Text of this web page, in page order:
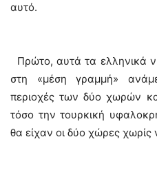
αυτό.
Πρώτο, αυτά τα ελληνικά
στη «μέση γραμμή»
περιοχές των δύο χωρών
τόσο την τουρκική
θα είχαν οι δύο χώρες χωρίς